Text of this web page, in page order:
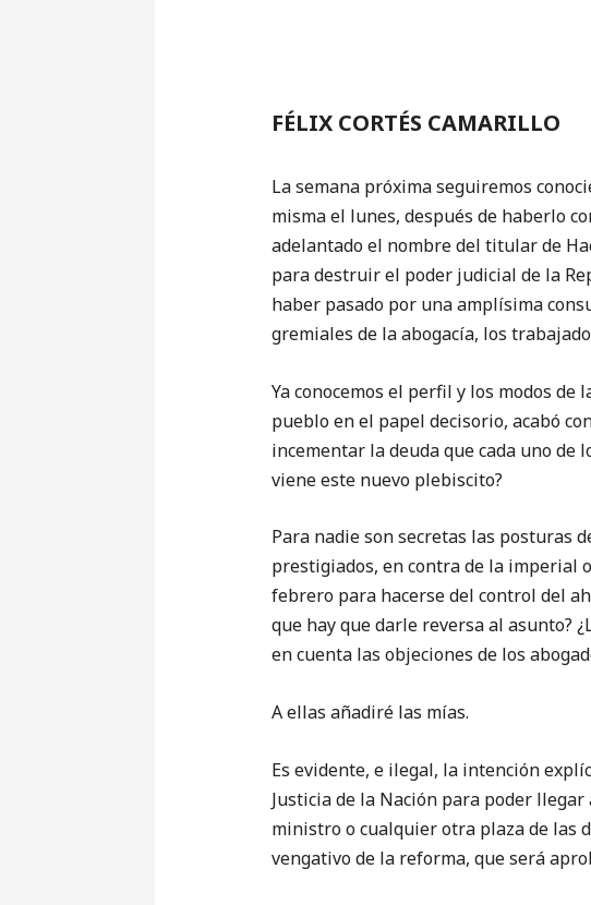
FÉLIX CORTÉS CAMARILLO
La semana próxima seguiremos
misma el lunes, después de haberlo
adelantado el nombre del titular de
para destruir el poder judicial de la
haber pasado por una amplísima
gremiales de la abogacía, los
Ya conocemos el perfil y los modos
pueblo en el papel decisorio, acabó
incementar la deuda que cada uno de
viene este nuevo plebiscito?
Para nadie son secretas las posturas
prestigiados, en contra de la imperial
febrero para hacerse del control del
que hay que darle reversa al asunto?
en cuenta las objeciones de los
A ellas añadiré las mías.
Es evidente, e ilegal, la intención
Justicia de la Nación para poder
ministro o cualquier otra plaza de las
vengativo de la reforma, que será